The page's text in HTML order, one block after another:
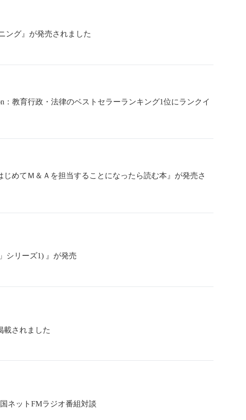
ング』が発売されました
教育行政・法律のベストセラーランキング1位にランクイ
めてＭ＆Ａを担当することになったら読む本』が発売さ
シリーズ1) 』が発売
載されました
ネットFMラジオ番組対談